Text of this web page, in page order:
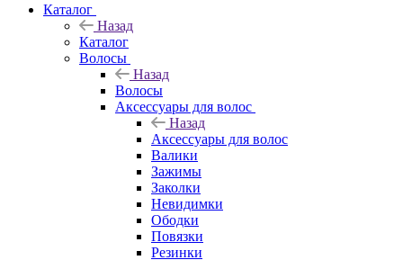
Каталог
Назад
Каталог
Волосы
Назад
Волосы
Аксессуары для волос
Назад
Аксессуары для волос
Валики
Зажимы
Заколки
Невидимки
Ободки
Повязки
Резинки